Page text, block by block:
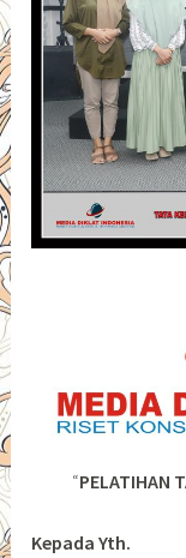
“PELATIHAN
Kepada Yth.